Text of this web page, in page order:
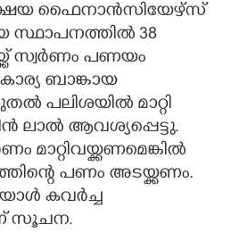
ഫെെനാൻസിയേഴ്സ്
38
സ്വർണം പണയം
ബാങ്കായ
പലിശയിൽ മാറ്റി
ലാൽ ആവശ്യപ്പെട്ടു.
പണം അടയ്ക്കണം.
കവർച്ച
സൂചന.